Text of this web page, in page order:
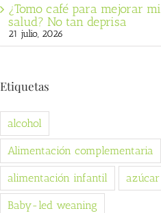
¿Tomo café para mejorar mi
salud? No tan deprisa
21 julio, 2026
Etiquetas
alcohol
Alimentación complementaria
alimentación infantil azúcar
Baby-led weaning